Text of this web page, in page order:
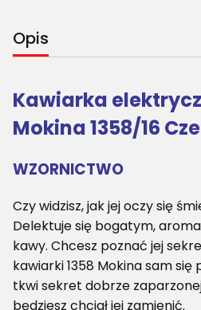
Opis
Kawiarka
Mokina 1358/16
WZORNICTWO
Czy widzisz, jak jej oczy się
Delektuje się bogatym,
kawy. Chcesz poznać jej
kawiarki 1358 Mokina sam
tkwi sekret dobrze
będziesz chciał jej zamienić.